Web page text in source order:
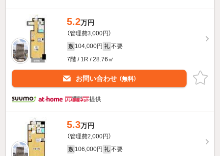
5.2万円
（管理費3,000円）
敷 104,000円 礼 不要
7階 / 1R / 28.76㎡
お問い合わせ （無料）
提供
5.3万円
（管理費2,000円）
敷 106,000円 礼 不要